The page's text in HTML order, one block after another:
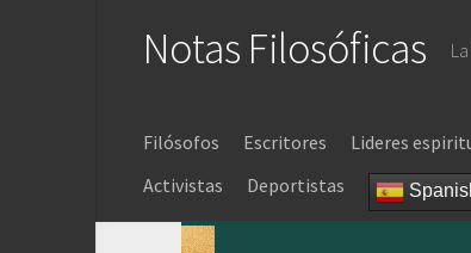
Notas Filosóficas
Filósofos Escritores Lideres
Activistas
Deportistas